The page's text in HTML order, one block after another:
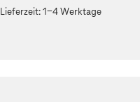
Lieferzeit:1-4 Werktage